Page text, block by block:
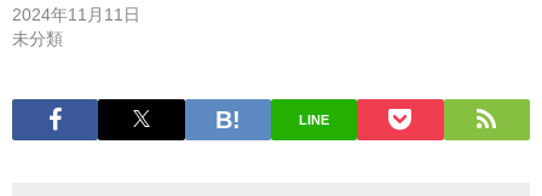
2024年11月11日
未分類
LINE